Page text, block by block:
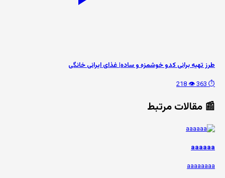
طرز تهیه برانی کدو خوشمزه و ساده| غذای ایرانی خانگی
⏱️ 363
👁️ 218
📰 مقالات مرتبط
aaaaaa
aaaaaaaa